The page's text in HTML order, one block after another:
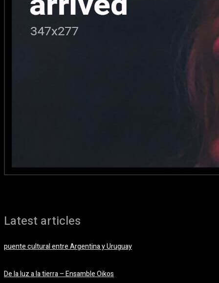
Latest articles
puente cultural entre Argentina y Uruguay
De la luz a la tierra – Ensamble Oikos